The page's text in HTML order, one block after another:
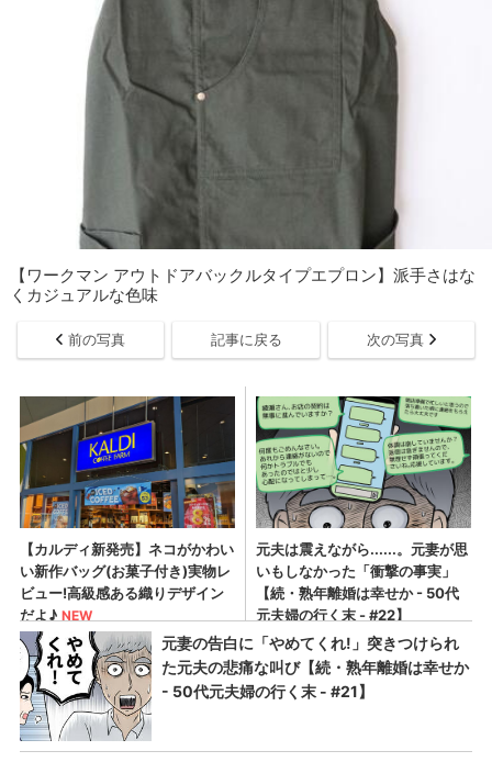
【ワークマン アウトドアバックルタイプエプロン】派手さはな
くカジュアルな色味
前の写真 記事に戻る 次の写真